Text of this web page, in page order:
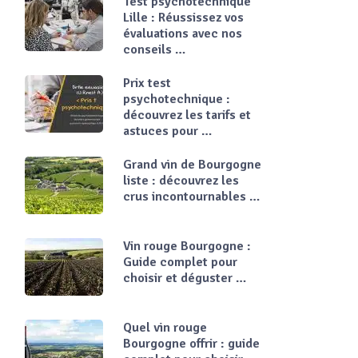
Lille : Réussissez vos
évaluations avec nos
conseils …
Prix test
psychotechnique :
découvrez les tarifs et
astuces pour …
Grand vin de Bourgogne
liste : découvrez les
crus incontournables …
Vin rouge Bourgogne :
Guide complet pour
choisir et déguster …
Quel vin rouge
Bourgogne offrir : guide